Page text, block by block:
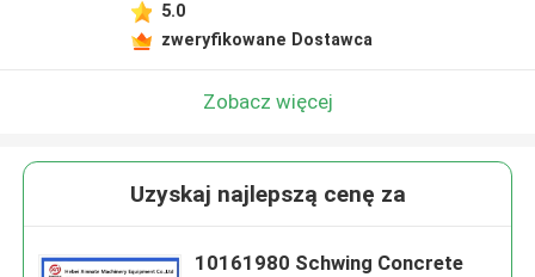
5.0
zweryfikowane Dostawca
Zobacz więcej
Uzyskaj najlepszą cenę za
10161980 Schwing Concrete